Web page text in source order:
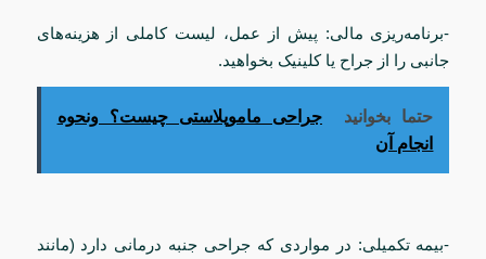
-برنامه‌ریزی مالی: پیش از عمل، لیست کاملی از هزینه‌های
جانبی را از جراح یا کلینیک بخواهید.
حتما بخوانید
جراحی ماموپلاستی چیست؟ ونحوه
انجام آن
-بیمه تکمیلی: در مواردی که جراحی جنبه درمانی دارد (مانند